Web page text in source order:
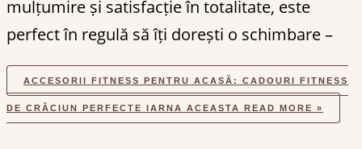
mulțumire și satisfacție în totalitate, este
perfect în regulă să îți dorești o schimbare –
ACCESORII FITNESS PENTRU ACASĂ: CADOURI FITNESS
DE CRĂCIUN PERFECTE IARNA ACEASTA READ MORE »